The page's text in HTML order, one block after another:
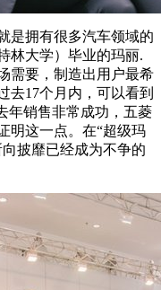
是拥有很多汽车领域的
林大学）毕业的玛丽.
需要，制造出用户最希
去17个月内，可以看到
年销售非常成功，五菱
明这一点。在“超级玛
披靡已经成为不争的